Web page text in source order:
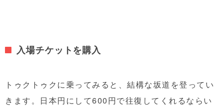
入場チケットを購入
トゥクトゥクに乗ってみると、結構な坂道を登ってい
きます。日本円にして600円で往復してくれるならい